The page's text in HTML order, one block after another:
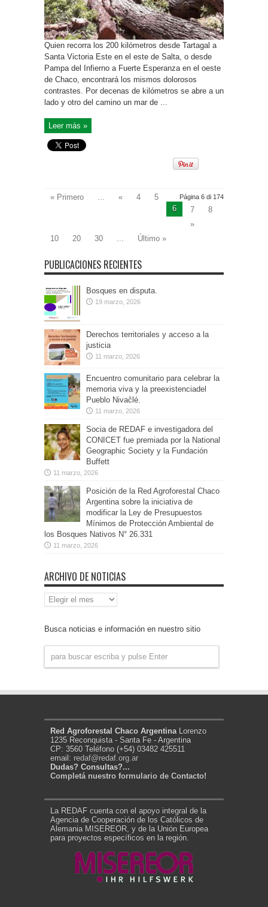
Quien recorra los 200 kilómetros desde Tartagal a
Santa Victoria Este en el este de Salta, o desde
Pampa del Infierno a Fuerte Esperanza en el oeste
de Chaco, encontrará los mismos dolorosos
contrastes. Por decenas de kilómetros se abre a un
lado y otro del camino un mar de ...
Leer más »
Página 6 di 174
« Primero « 4
5
6
7
8
»
10
20 30 Último »
PUBLICACIONES RECIENTES
Bosques en disputa.
19 marzo, 2026
Derechos territoriales y acceso a la
justicia
11 marzo, 2026
Encuentro comunitario para celebrar la
memoria viva y la preexistenciadel
Pueblo Nivaĉlé.
11 marzo, 2026
Socia de REDAF e investigadora del
CONICET fue premiada por la National
Geographic Society y la Fundación
Buffett
11 marzo, 2026
Posición de la Red Agroforestal Chaco
Argentina sobre la iniciativa de
modificar la Ley de Presupuestos
Mínimos de Protección Ambiental de
los Bosques Nativos N° 26.331
11 marzo, 2026
ARCHIVO DE NOTICIAS
Archivo
de
Busca noticias e información en nuestro sitio
Red Agroforestal Chaco Argentina Lorenzo
1235 Reconquista - Santa Fe - Argentina
CP: 3560 Teléfono (+54) 03482 425511
email: redaf@redaf.org.ar
Dudas? Consultas?...
Completá nuestro formulario de Contacto!
La REDAF cuenta con el apoyo integral de la
Agencia de Cooperación de los Católicos de
Alemania MISEREOR, y de la Unión Europea
para proyectos específicos en la región.